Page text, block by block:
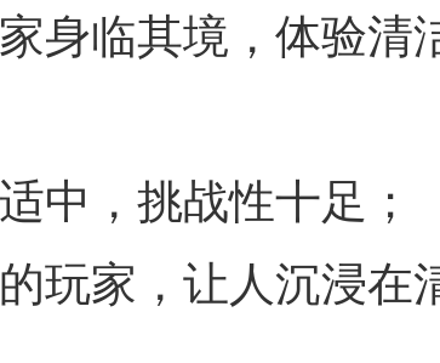
身临其境，体验清
中，挑战性十足；
玩家，让人沉浸在